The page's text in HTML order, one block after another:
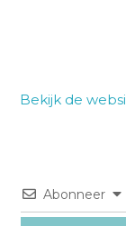
Bekijk de
Abonneer